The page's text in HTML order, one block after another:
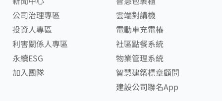
公司治理專區
投資人專區
利害關係人專區
永續ESG
加入團隊
雲端對講機
電動車充電樁
社區點餐系統
物業管理系統
智慧建築標章顧問
建設公司聯名App